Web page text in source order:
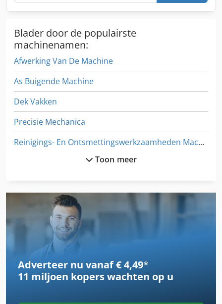
Blader door de populairste
machinenamen:
Afwerking Van De Machine
As Buigende Machine
Dek Vakken
Precisie Mechanica
Reinigings- En Ontsmettingswerkzaamheden Machine
Riemen Voor Machines
Vacuum Installatie
Vacuum Oven
Vacuüm Band
Vacuüm Heffen
Vacuüm Kachel
Toon meer
Adverteer nu vanaf € 4,49*
11 miljoen koperswachten op u